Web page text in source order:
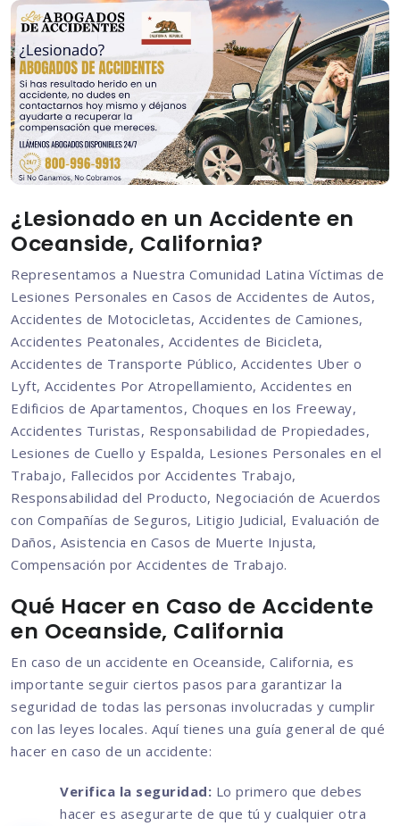
¿Lesionado en un Accidente en
Oceanside, California?
Representamos a Nuestra Comunidad Latina Víctimas de
Lesiones Personales en Casos de Accidentes de Autos,
Accidentes de Motocicletas, Accidentes de Camiones,
Accidentes Peatonales, Accidentes de Bicicleta,
Accidentes de Transporte Público, Accidentes Uber o
Lyft, Accidentes Por Atropellamiento, Accidentes en
Edificios de Apartamentos, Choques en los Freeway,
Accidentes Turistas, Responsabilidad de Propiedades,
Lesiones de Cuello y Espalda, Lesiones Personales en el
Trabajo, Fallecidos por Accidentes Trabajo,
Responsabilidad del Producto, Negociación de Acuerdos
con Compañías de Seguros, Litigio Judicial, Evaluación de
Daños, Asistencia en Casos de Muerte Injusta,
Compensación por Accidentes de Trabajo.
Qué Hacer en Caso de Accidente
en Oceanside, California
En caso de un accidente en Oceanside, California, es
importante seguir ciertos pasos para garantizar la
seguridad de todas las personas involucradas y cumplir
con las leyes locales. Aquí tienes una guía general de qué
hacer en caso de un accidente:
Verifica la seguridad: Lo primero que debes
hacer es asegurarte de que tú y cualquier otra